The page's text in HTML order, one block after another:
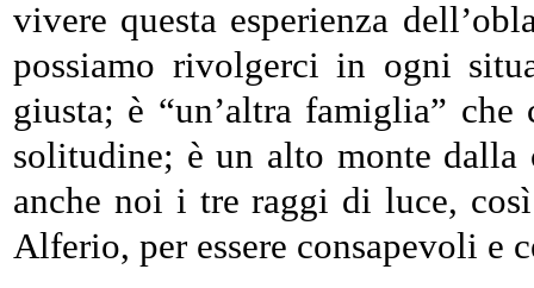
vivere questa esperienza
possiamo rivolgerci in ogni
giusta; è “un’altra famiglia”
solitudine; è un alto monte dalla
anche noi i tre raggi di luce,
Alferio, per essere consapevoli e